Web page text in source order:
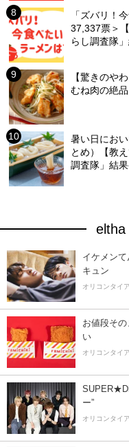
「ズバリ！
37,337票＞
らし調査隊
【驚きのや
むね肉の絶
暑い日にお
とめ）【教
調査隊」結
eltha
イケメン
キュン
オリコンタイ
お値段そ
い
オリコンタイ
ー”
オリコンタイ